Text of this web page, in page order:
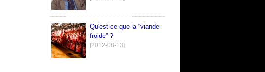
Qu'est-ce que la “viande
froide” ?
[2012-08-13]